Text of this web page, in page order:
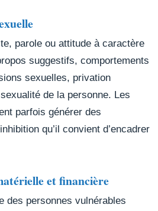
parole ou attitude à caractère
suggestifs, comportements
sexuelles, privation
de la personne. Les
parfois générer des
qu’il convient d’encadrer
et financière
des personnes vulnérables